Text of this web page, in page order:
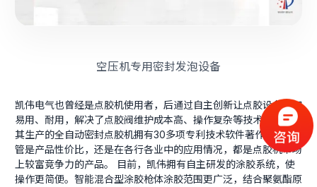
空压机专用密封发泡设备
凯伟电气也曾经是点胶机使用者，后通过自主创新让点胶设备更加
易用、耐用，解决了点胶阀维护成本高、操作复杂等技术性难题。
其生产的全自动密封点胶机拥有30多项专利技术软件著作权，不
管是产品性价比，还是在各行各业中的应用情况，都是点胶机市场
上较富竞争力的产品。 目前，凯伟拥有自主研发的涂胶系统，使
操作更简便。智能混合型涂胶枪体涂胶范围更广泛，结合聚氨酯原